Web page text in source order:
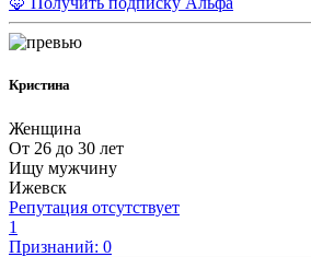
Кристина
Женщина
От 26 до 30 лет
Ищу мужчину
Ижевск
Репутация отсутствует
1
Признаний: 0